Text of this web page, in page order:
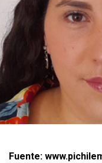
Fuente: